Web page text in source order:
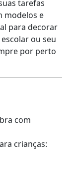
tarefas
modelos e
para decorar
ou seu
por perto
com
crianças: